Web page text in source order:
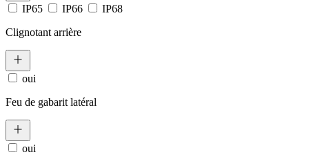
IP65 IP66
IP68
Clignotant arrière
oui
Feu de gabarit latéral
oui